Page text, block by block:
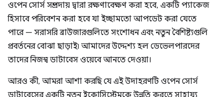
ওপেন সোর্স সম্প্রদায় দ্বারা রক্ষণাবেক্ষণ করা হবে, একটি প্যাকেজ
হিসাবে পরিবেশন করা হবে যা ইচ্ছামতো আপডেট করা যেতে
পারে — সরাসরি ব্রাউজারগুলিতে সংশোধন এবং নতুন বৈশিষ্ট্যগুলি
প্রবর্তনের বোঝা ছাড়াই৷ আমাদের উদ্দেশ্য হল ডেভেলপারদের
তাদের নিজস্ব ডাটাবেস ওয়েবে আনতে দেওয়া।
আরও কী, আমরা আশা করছি যে এই উদাহরণটি ওপেন সোর্স